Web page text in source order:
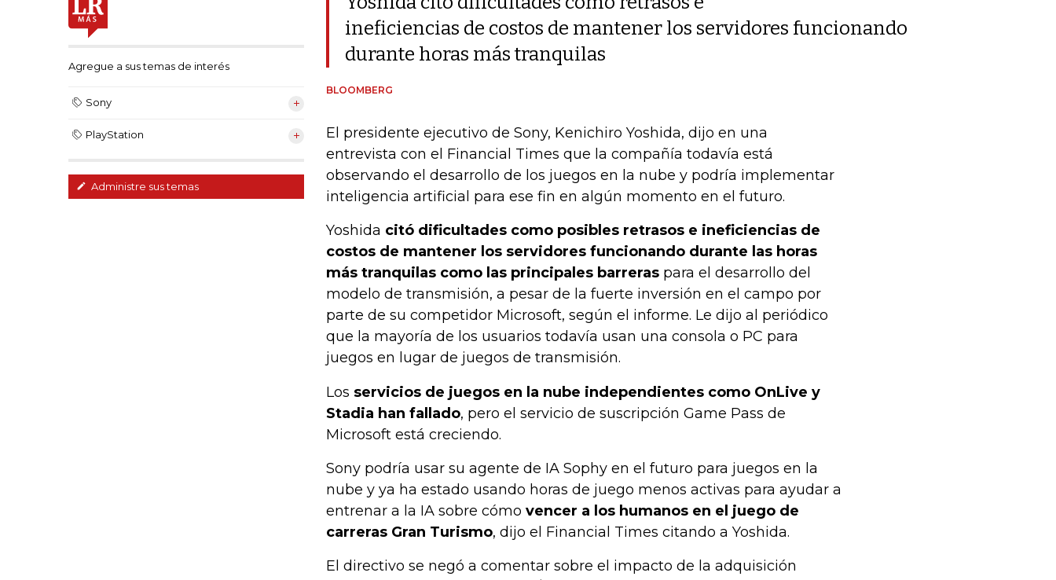
Agregue a sus temas de interés
Sony
PlayStation
Administre sus temas
ineficiencias de costos de mantener los servidores funcionando
durante horas más tranquilas
BLOOMBERG
El presidente ejecutivo de Sony, Kenichiro Yoshida, dijo en una
entrevista con el Financial Times que la compañía todavía está
observando el desarrollo de los juegos en la nube y podría implementar
inteligencia artificial para ese fin en algún momento en el futuro.
Yoshida citó dificultades como posibles retrasos e ineficiencias de
costos de mantener los servidores funcionando durante las horas
más tranquilas como las principales barreras para el desarrollo del
modelo de transmisión, a pesar de la fuerte inversión en el campo por
parte de su competidor Microsoft, según el informe. Le dijo al periódico
que la mayoría de los usuarios todavía usan una consola o PC para
juegos en lugar de juegos de transmisión.
Los servicios de juegos en la nube independientes como OnLive y
Stadia han fallado, pero el servicio de suscripción Game Pass de
Microsoft está creciendo.
Sony podría usar su agente de IA Sophy en el futuro para juegos en la
nube y ya ha estado usando horas de juego menos activas para ayudar a
entrenar a la IA sobre cómo vencer a los humanos en el juego de
carreras Gran Turismo, dijo el Financial Times citando a Yoshida.
El directivo se negó a comentar sobre el impacto de la adquisición